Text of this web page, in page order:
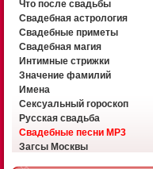
Что после свадьбы
Свадебная астрология
Свадебные приметы
Свадебная магия
Интимные стрижки
Значение фамилий
Имена
Сексуальный гороскоп
Русская свадьба
Свадебные песни MP3
Загсы Москвы